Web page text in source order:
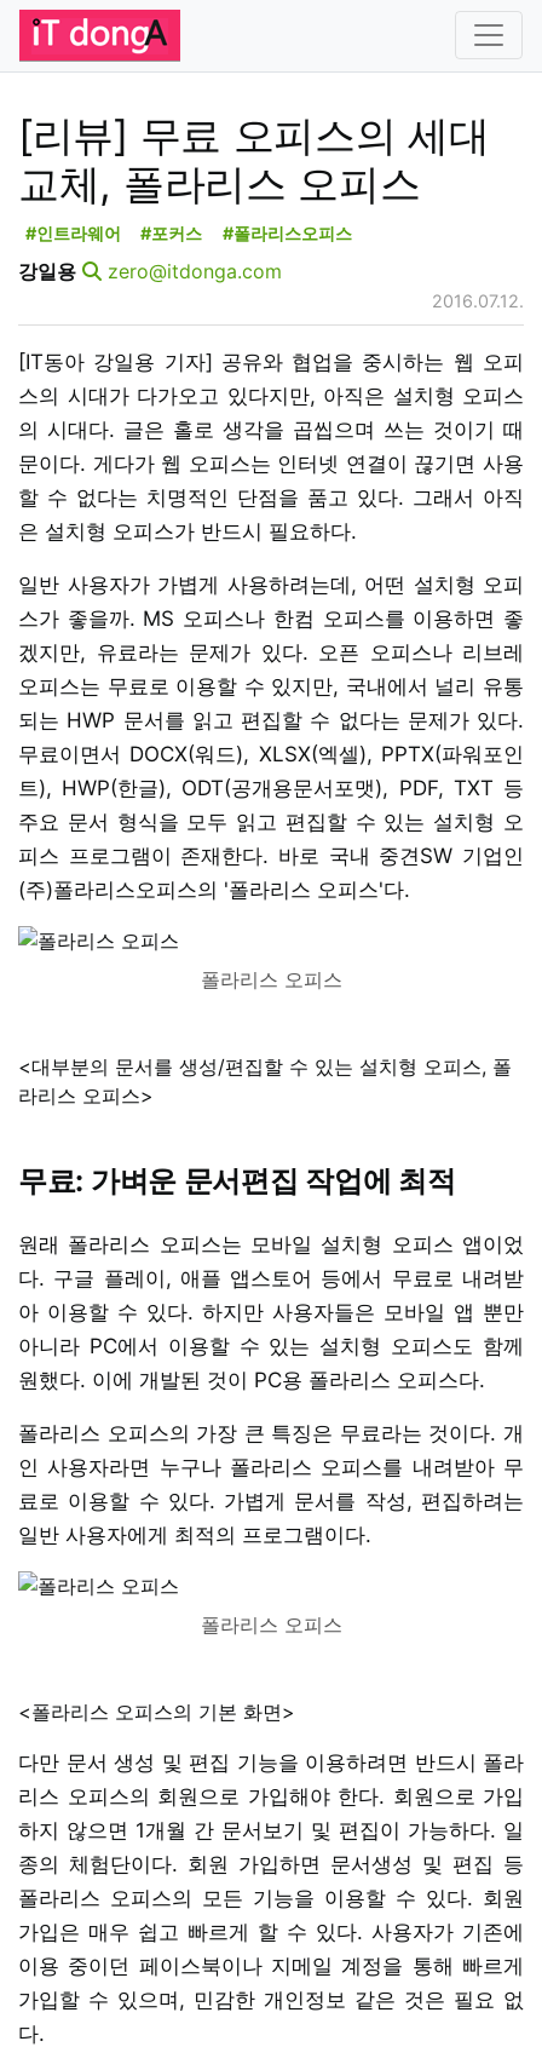
[리뷰] 무료 오피스의 세대
교체, 폴라리스 오피스
#인트라웨어 #포커스 #폴라리스오피스
강일용 zero@itdonga.com
2016.07.12.
[IT동아 강일용 기자] 공유와 협업을 중시하는 웹 오피
스의 시대가 다가오고 있다지만, 아직은 설치형 오피스
의 시대다. 글은 홀로 생각을 곱씹으며 쓰는 것이기 때
문이다. 게다가 웹 오피스는 인터넷 연결이 끊기면 사용
할 수 없다는 치명적인 단점을 품고 있다. 그래서 아직
은 설치형 오피스가 반드시 필요하다.
일반 사용자가 가볍게 사용하려는데, 어떤 설치형 오피
스가 좋을까. MS 오피스나 한컴 오피스를 이용하면 좋
겠지만, 유료라는 문제가 있다. 오픈 오피스나 리브레
오피스는 무료로 이용할 수 있지만, 국내에서 널리 유통
되는 HWP 문서를 읽고 편집할 수 없다는 문제가 있다.
무료이면서 DOCX(워드), XLSX(엑셀), PPTX(파워포인
트), HWP(한글), ODT(공개용문서포맷), PDF, TXT 등
주요 문서 형식을 모두 읽고 편집할 수 있는 설치형 오
피스 프로그램이 존재한다. 바로 국내 중견SW 기업인
(주)폴라리스오피스의 '폴라리스 오피스'다.
폴라리스 오피스
<대부분의 문서를 생성/편집할 수 있는 설치형 오피스, 폴
라리스 오피스>
무료: 가벼운 문서편집 작업에 최적
원래 폴라리스 오피스는 모바일 설치형 오피스 앱이었
다. 구글 플레이, 애플 앱스토어 등에서 무료로 내려받
아 이용할 수 있다. 하지만 사용자들은 모바일 앱 뿐만
아니라 PC에서 이용할 수 있는 설치형 오피스도 함께
원했다. 이에 개발된 것이 PC용 폴라리스 오피스다.
폴라리스 오피스의 가장 큰 특징은 무료라는 것이다. 개
인 사용자라면 누구나 폴라리스 오피스를 내려받아 무
료로 이용할 수 있다. 가볍게 문서를 작성, 편집하려는
일반 사용자에게 최적의 프로그램이다.
폴라리스 오피스
<폴라리스 오피스의 기본 화면>
다만 문서 생성 및 편집 기능을 이용하려면 반드시 폴라
리스 오피스의 회원으로 가입해야 한다. 회원으로 가입
하지 않으면 1개월 간 문서보기 및 편집이 가능하다. 일
종의 체험단이다. 회원 가입하면 문서생성 및 편집 등
폴라리스 오피스의 모든 기능을 이용할 수 있다. 회원
가입은 매우 쉽고 빠르게 할 수 있다. 사용자가 기존에
이용 중이던 페이스북이나 지메일 계정을 통해 빠르게
가입할 수 있으며, 민감한 개인정보 같은 것은 필요 없
다.